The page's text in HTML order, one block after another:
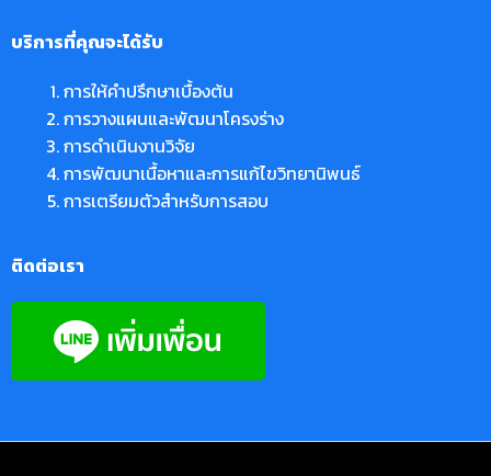
บริการที่คุณจะได้รับ
การให้คำปรึกษาเบื้องต้น
การวางแผนและพัฒนาโครงร่าง
การดำเนินงานวิจัย
การพัฒนาเนื้อหาและการแก้ไขวิทยานิพนธ์
การเตรียมตัวสำหรับการสอบ
ติดต่อเรา